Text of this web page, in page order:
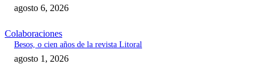
agosto 6, 2026
Colaboraciones
Besos, o cien años de la revista Litoral
agosto 1, 2026